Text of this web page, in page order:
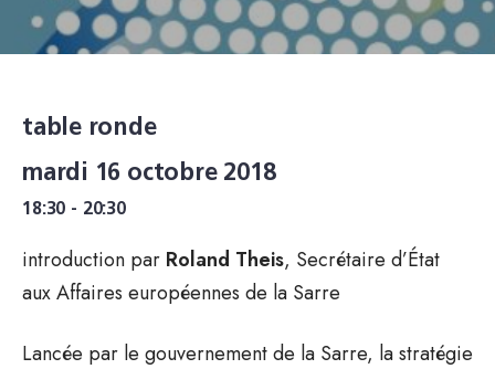
table ronde
mardi 16 octobre 2018
18:30 - 20:30
introduction par Roland Theis, Secrétaire d’État
aux Affaires européennes de la Sarre
Lancée par le gouvernement de la Sarre, la stratégie